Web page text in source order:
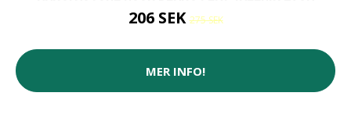
206 SEK275 SEK
MER INFO!